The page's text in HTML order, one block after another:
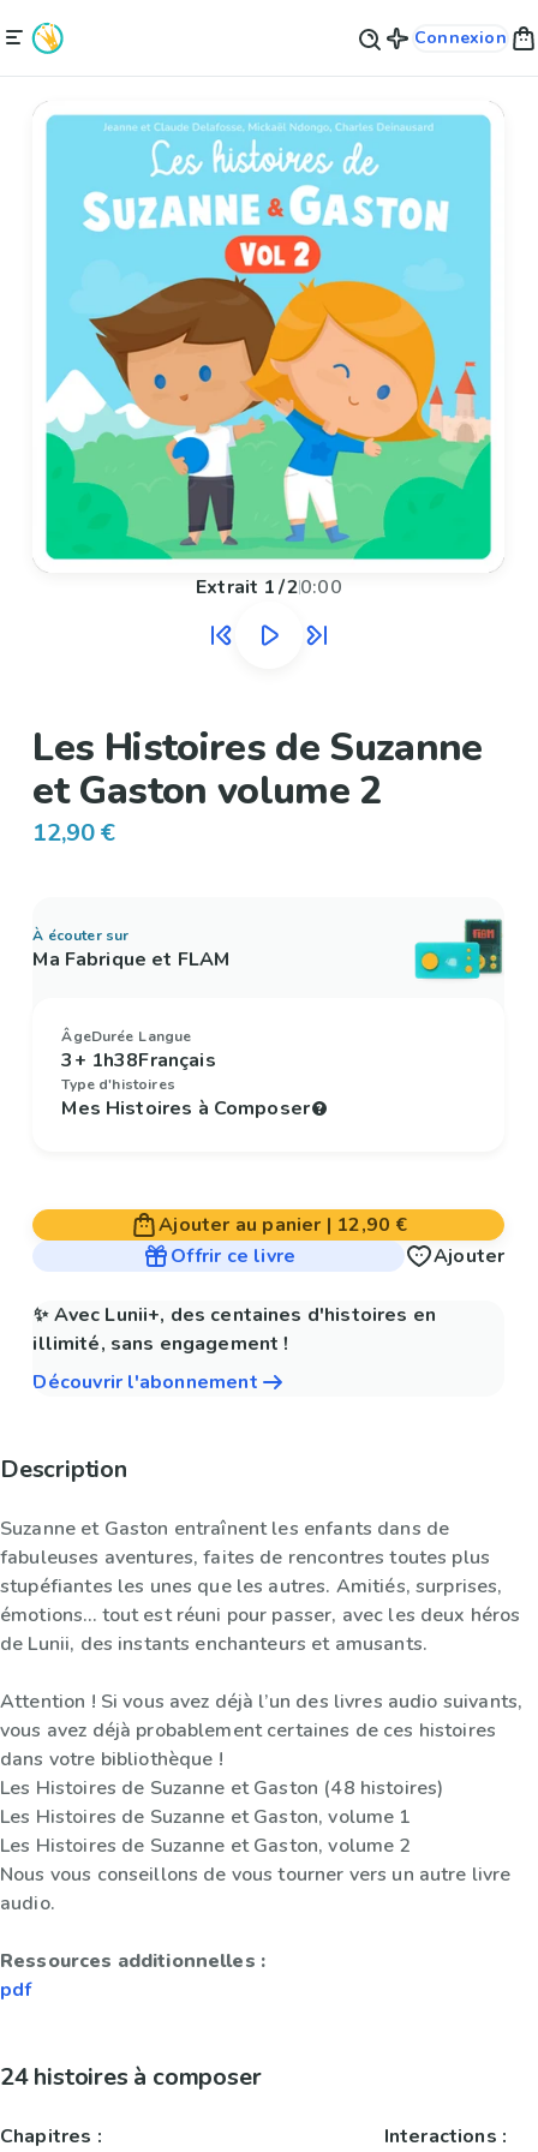
Connexion
Extrait 1/20:00
Les Histoires de Suzanne
et Gaston volume 2
12,90 €
À écouter sur
Ma Fabrique et FLAM
Âge
3+
Durée
1h38
Langue
Français
Type d'histoires
Mes Histoires à Composer
Ajouter au panier | 12,90 €
Offrir ce livre
Ajouter
✨ Avec Lunii+, des centaines d'histoires en
illimité, sans engagement !
Découvrir l'abonnement
Description
Suzanne et Gaston entraînent les enfants dans de
fabuleuses aventures, faites de rencontres toutes plus
stupéfiantes les unes que les autres. Amitiés, surprises,
émotions… tout est réuni pour passer, avec les deux héros
de Lunii, des instants enchanteurs et amusants.
Attention ! Si vous avez déjà l’un des livres audio suivants,
vous avez déjà probablement certaines de ces histoires
dans votre bibliothèque !
Les Histoires de Suzanne et Gaston (48 histoires)
Les Histoires de Suzanne et Gaston, volume 1
Les Histoires de Suzanne et Gaston, volume 2
Nous vous conseillons de vous tourner vers un autre livre
audio.
Ressources additionnelles :
pdf
24 histoires à composer
Chapitres : Interactions :